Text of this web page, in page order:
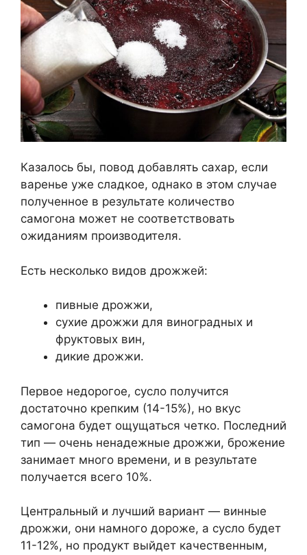
Казалось бы, повод добавлять сахар, если
варенье уже сладкое, однако в этом случае
полученное в результате количество
самогона может не соответствовать
ожиданиям производителя.
Есть несколько видов дрожжей:
пивные дрожжи,
сухие дрожжи для виноградных и
фруктовых вин,
дикие дрожжи.
Первое недорогое, сусло получится
достаточно крепким (14-15%), но вкус
самогона будет ощущаться четко. Последний
тип — очень ненадежные дрожжи, брожение
занимает много времени, и в результате
получается всего 10%.
Центральный и лучший вариант — винные
дрожжи, они намного дороже, а сусло будет
11-12%, но продукт выйдет качественным,